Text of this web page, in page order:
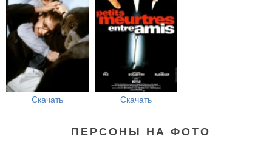
Скачать Скачать
ПЕРСОНЫ НА ФОТО